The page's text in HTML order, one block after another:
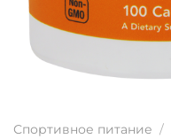
Спортивное питание /